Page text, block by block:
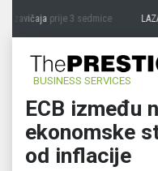
zavičajaprije 3 sedmice
BUSINESS SERVICES
ECB između
ekonomske
od inflacije